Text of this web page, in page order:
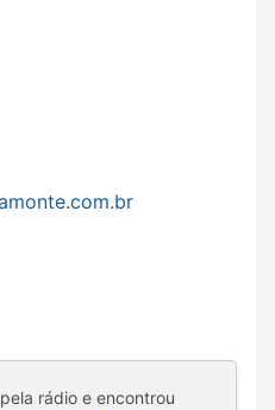
rádio e encontrou